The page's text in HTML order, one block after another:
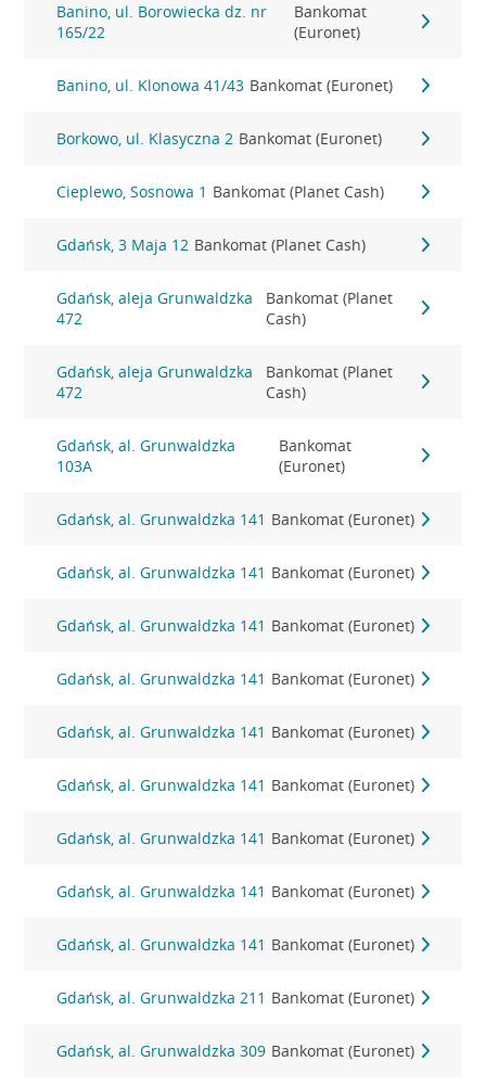
Banino, ul. Borowiecka dz. nr
165/22
Bankomat
(Euronet)
Banino, ul. Klonowa 41/43 Bankomat (Euronet)
Borkowo, ul. Klasyczna 2 Bankomat (Euronet)
Cieplewo, Sosnowa 1 Bankomat (Planet Cash)
Gdańsk, 3 Maja 12 Bankomat (Planet Cash)
Gdańsk, aleja Grunwaldzka
472
Bankomat (Planet
Cash)
Gdańsk, aleja Grunwaldzka
472
Bankomat (Planet
Cash)
Gdańsk, al. Grunwaldzka
103A
Bankomat
(Euronet)
Gdańsk, al. Grunwaldzka 141 Bankomat (Euronet)
Gdańsk, al. Grunwaldzka 141 Bankomat (Euronet)
Gdańsk, al. Grunwaldzka 141 Bankomat (Euronet)
Gdańsk, al. Grunwaldzka 141 Bankomat (Euronet)
Gdańsk, al. Grunwaldzka 141 Bankomat (Euronet)
Gdańsk, al. Grunwaldzka 141 Bankomat (Euronet)
Gdańsk, al. Grunwaldzka 141 Bankomat (Euronet)
Gdańsk, al. Grunwaldzka 141 Bankomat (Euronet)
Gdańsk, al. Grunwaldzka 141 Bankomat (Euronet)
Gdańsk, al. Grunwaldzka 211 Bankomat (Euronet)
Gdańsk, al. Grunwaldzka 309 Bankomat (Euronet)